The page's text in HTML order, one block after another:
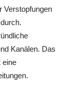
Verstopfungen
Kanälen. Das
eine